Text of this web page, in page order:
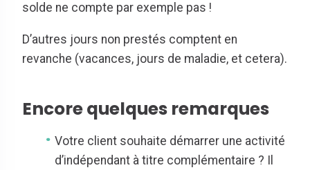
solde ne compte par exemple pas !
D’autres jours non prestés comptent en
revanche (vacances, jours de maladie, et cetera).
Encore quelques remarques
Votre client souhaite démarrer une activité
d’indépendant à titre complémentaire ? Il